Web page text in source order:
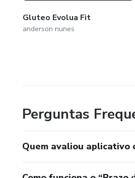
Gluteo Evolua Fit
anderson nunes
Perguntas
Quem avaliou